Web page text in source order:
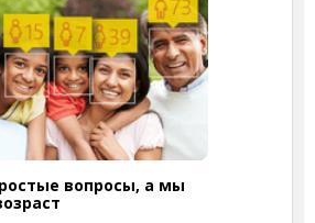
вопросы, а мы